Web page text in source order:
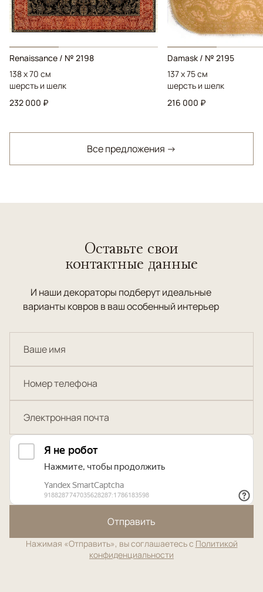
Renaissance / № 2198
138 x 70 см
шерсть и шелк
232 000 ₽
Damask / № 2195
137 x 75 см
шерсть и шелк
216 000 ₽
Все предложения →
Оставьте свои
контактные данные
И наши декораторы подберут идеальные
варианты ковров в ваш особенный интерьер
Отправить
Нажимая «Отправить», вы соглашаетесь с Политикой
конфиденциальности